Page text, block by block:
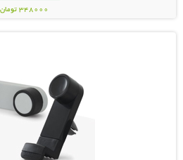
348000 تومان